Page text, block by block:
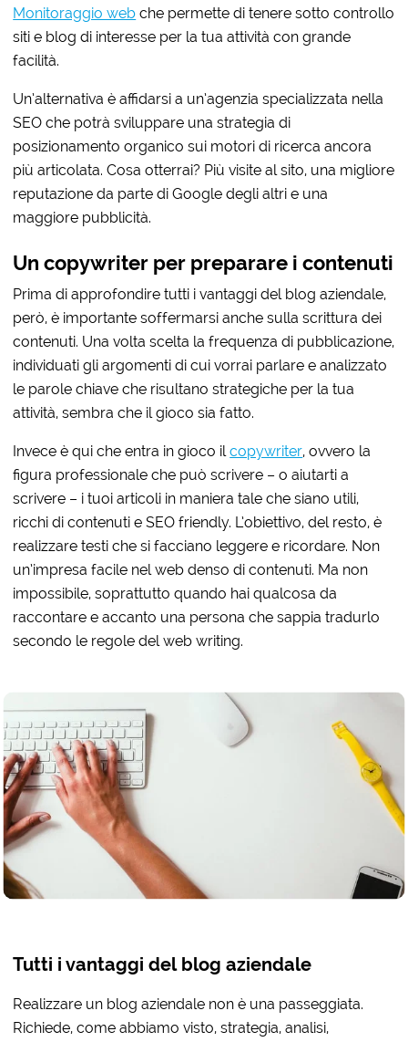
Monitoraggio web che permette di tenere sotto controllo
siti e blog di interesse per la tua attività con grande
facilità.
Un’alternativa è affidarsi a un’agenzia specializzata nella
SEO che potrà sviluppare una strategia di
posizionamento organico sui motori di ricerca ancora
più articolata. Cosa otterrai? Più visite al sito, una migliore
reputazione da parte di Google degli altri e una
maggiore pubblicità.
Un copywriter per preparare i contenuti
Prima di approfondire tutti i vantaggi del blog aziendale,
però, è importante soffermarsi anche sulla scrittura dei
contenuti. Una volta scelta la frequenza di pubblicazione,
individuati gli argomenti di cui vorrai parlare e analizzato
le parole chiave che risultano strategiche per la tua
attività, sembra che il gioco sia fatto.
Invece è qui che entra in gioco ilcopywriter, ovvero la
figura professionale che può scrivere – o aiutarti a
scrivere – i tuoi articoli in maniera tale che siano utili,
ricchi di contenuti e SEO friendly. L’obiettivo, del resto, è
realizzare testi che si facciano leggere e ricordare. Non
un’impresa facile nel web denso di contenuti. Ma non
impossibile, soprattutto quando hai qualcosa da
raccontare e accanto una persona che sappia tradurlo
secondo le regole del web writing.
Tutti i vantaggi del blog aziendale
Realizzare un blog aziendale non è una passeggiata.
Richiede, come abbiamo visto, strategia, analisi,